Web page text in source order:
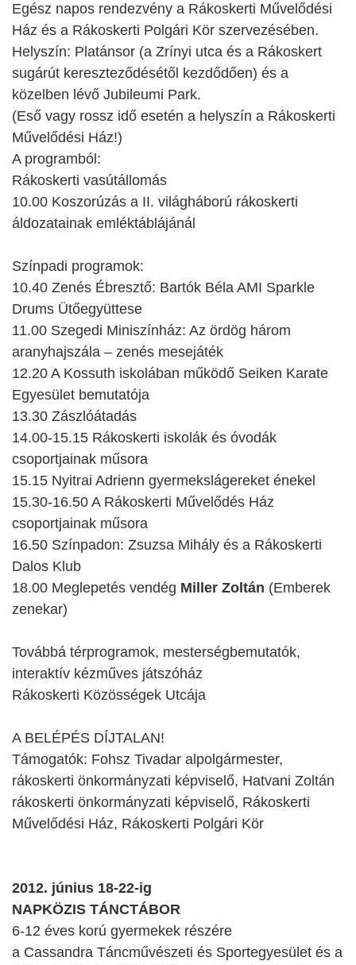
Egész napos rendezvény a Rákoskerti Művelődési
Ház és a Rákoskerti Polgári Kör szervezésében.
Helyszín: Platánsor (a Zrínyi utca és a Rákoskert
sugárút kereszteződésétől kezdődően) és a
közelben lévő Jubileumi Park.
(Eső vagy rossz idő esetén a helyszín a Rákoskerti
Művelődési Ház!)
A programból:
Rákoskerti vasútállomás
10.00 Koszorúzás a II. világháború rákoskerti
áldozatainak emléktáblájánál
Színpadi programok:
10.40 Zenés Ébresztő: Bartók Béla AMI Sparkle
Drums Ütőegyüttese
11.00 Szegedi Miniszínház: Az ördög három
aranyhajszála – zenés mesejáték
12.20 A Kossuth iskolában működő Seiken Karate
Egyesület bemutatója
13.30 Zászlóátadás
14.00-15.15 Rákoskerti iskolák és óvodák
csoportjainak műsora
15.15 Nyitrai Adrienn gyermekslágereket énekel
15.30-16.50 A Rákoskerti Művelődés Ház
csoportjainak műsora
16.50 Színpadon: Zsuzsa Mihály és a Rákoskerti
Dalos Klub
18.00 Meglepetés vendég Miller Zoltán (Emberek
zenekar)
Továbbá térprogramok, mesterségbemutatók,
interaktív kézműves játszóház
Rákoskerti Közösségek Utcája
A BELÉPÉS DÍJTALAN!
Támogatók: Fohsz Tivadar alpolgármester,
rákoskerti önkormányzati képviselő, Hatvani Zoltán
rákoskerti önkormányzati képviselő, Rákoskerti
Művelődési Ház, Rákoskerti Polgári Kör
2012. június 18-22-ig
NAPKÖZIS TÁNCTÁBOR
6-12 éves korú gyermekek részére
a Cassandra Táncművészeti és Sportegyesület és a